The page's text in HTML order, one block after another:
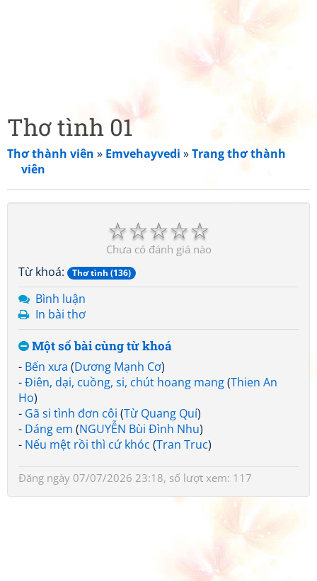
Thơ tình 01
Thơ thành viên » Emvehayvedi »Trang thơ thành
viên
☆
☆
☆
☆
☆
Chưa có đánh giá nào
Từ khoá: Thơ tình (136)
Bình luận
In bài thơ
Một số bài cùng từ khoá
- Bến xưa (Dương Mạnh Cơ)
-Điên, dại, cuồng, si, chút hoang mang(Thien An
Ho)
- Gã si tình đơn côi (Từ Quang Quí)
- Dáng em (NGUYỄN Bùi Đình Nhu)
- Nếu mệt rồi thì cứ khóc (Tran Truc)
Đăng ngày 07/07/2026 23:18, số lượt xem: 117